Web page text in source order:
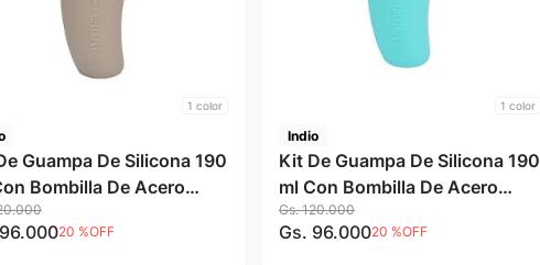
1 color
Guampa De Silicona 190
Bombilla De Acero
Color Nude Indio
.000
96.00020 %OFF
1 color
Indio
Kit De Guampa De Silicona 190
ml Con Bombilla De Acero
Inoxidable Color Verde Indio
Gs. 120.000
Gs. 96.00020 %OFF